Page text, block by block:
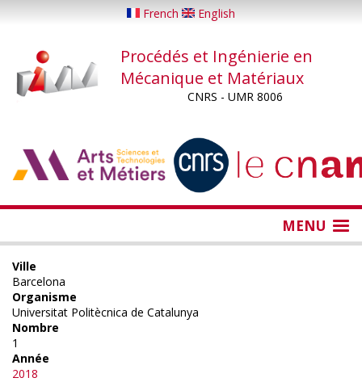
principal
French English
Procédés et Ingénierie en
Mécanique et Matériaux
CNRS - UMR 8006
MENU
Ville
Barcelona
Organisme
Universitat Politècnica de Catalunya
Nombre
1
Année
2018